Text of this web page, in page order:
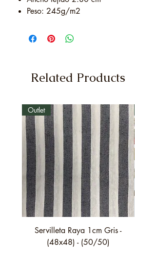
Peso: 245g/m2
Related Products
Outlet
Servilleta Raya 1cm Gris -
(48x48) - (50/50)